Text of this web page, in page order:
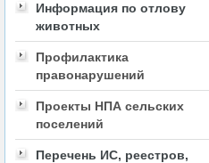
Информация по отлову
животных
Профилактика
правонарушений
Проекты НПА сельских
поселений
Перечень ИС, реестров,